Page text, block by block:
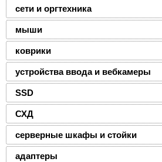
сети и оргтехника
мыши
коврики
устройства ввода и вебкамеры
SSD
СХД
серверные шкафы и стойки
адаптеры